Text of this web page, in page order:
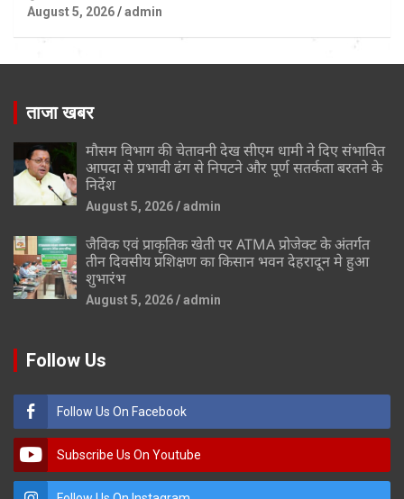
August 5, 2026 admin
ताजा खबर
मौसम विभाग की चेतावनी देख सीएम धामी ने दिए संभावित
आपदा से प्रभावी ढंग से निपटने और पूर्ण सतर्कता बरतने के
निर्देश
August 5, 2026 admin
जैविक एवं प्राकृतिक खेती पर ATMA प्रोजेक्ट के अंतर्गत
तीन दिवसीय प्रशिक्षण का किसान भवन देहरादून मे हुआ
शुभारंभ
August 5, 2026 admin
Follow Us
Follow Us On Facebook
Subscribe Us On Youtube